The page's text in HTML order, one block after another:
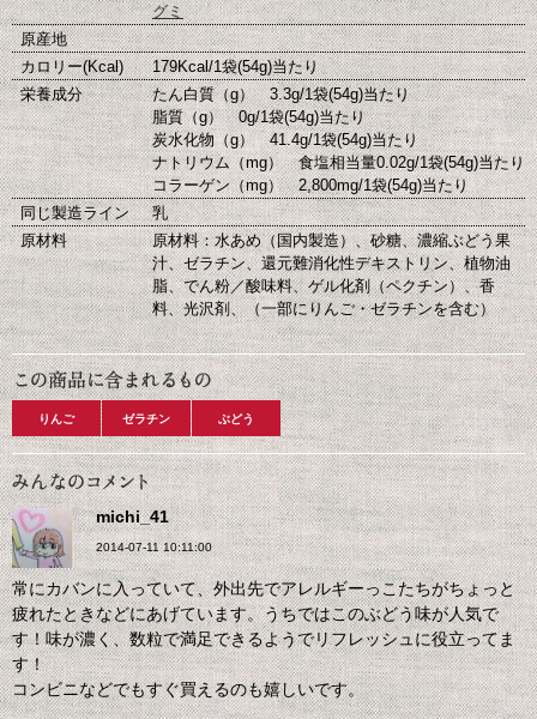
グミ
原産地
カロリー(Kcal)
179Kcal/1袋(54g)当たり
栄養成分
たん白質（g） 3.3g/1袋(54g)当たり
脂質（g） 0g/1袋(54g)当たり
炭水化物（g） 41.4g/1袋(54g)当たり
ナトリウム（mg） 食塩相当量0.02g/1袋(54g)当たり
コラーゲン（mg） 2,800mg/1袋(54g)当たり
同じ製造ライン
乳
原材料
原材料：水あめ（国内製造）、砂糖、濃縮ぶどう果
汁、ゼラチン、還元難消化性デキストリン、植物油
脂、でん粉／酸味料、ゲル化剤（ペクチン）、香
料、光沢剤、（一部にりんご・ゼラチンを含む）
りんご ゼラチン ぶどう
michi_41
2014-07-11 10:11:00
常にカバンに入っていて、外出先でアレルギーっこたちがちょっと
疲れたときなどにあげています。うちではこのぶどう味が人気で
す！味が濃く、数粒で満足できるようでリフレッシュに役立ってま
す！
コンビニなどでもすぐ買えるのも嬉しいです。